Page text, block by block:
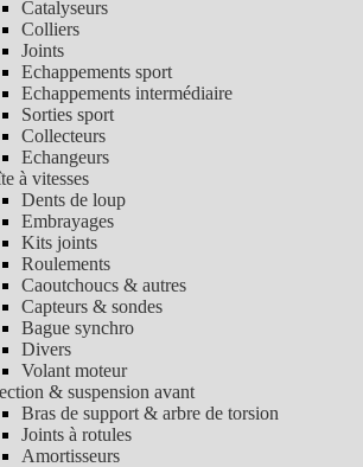
Catalyseurs
Colliers
Joints
Echappements sport
Echappements intermédiaire
Sorties sport
Collecteurs
Echangeurs
à vitesses
Dents de loup
Embrayages
Kits joints
Roulements
Caoutchoucs & autres
Capteurs & sondes
Bague synchro
Divers
Volant moteur
& suspension avant
Bras de support & arbre de torsion
Joints à rotules
Amortisseurs